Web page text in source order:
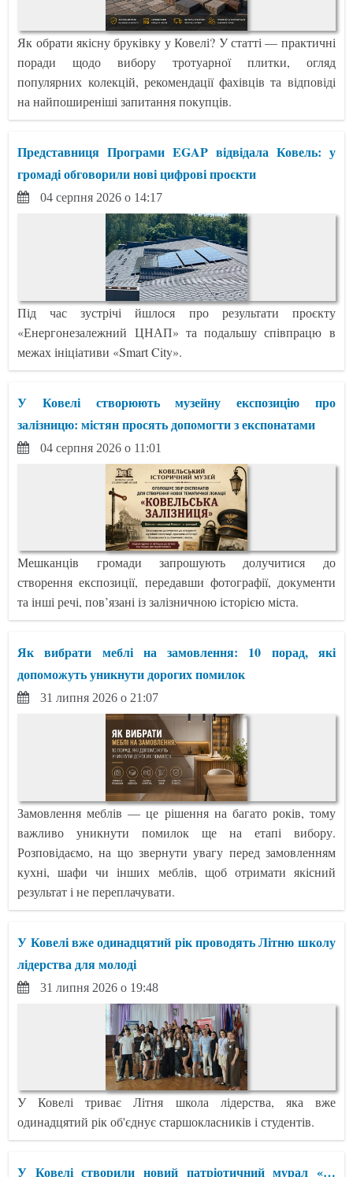
Як обрати якісну бруківку у Ковелі? У статті — практичні
поради щодо вибору тротуарної плитки, огляд
популярних колекцій, рекомендації фахівців та відповіді
на найпоширеніші запитання покупців.
Представниця Програми EGAP відвідала Ковель: у
громаді обговорили нові цифрові проєкти
04 серпня 2026 о 14:17
Під час зустрічі йшлося про результати проєкту
«Енергонезалежний ЦНАП» та подальшу співпрацю в
межах ініціативи «Smart City».
У Ковелі створюють музейну експозицію про
залізницю: містян просять допомогти з експонатами
04 серпня 2026 о 11:01
Мешканців громади запрошують долучитися до
створення експозиції, передавши фотографії, документи
та інші речі, пов’язані із залізничною історією міста.
Як вибрати меблі на замовлення: 10 порад, які
допоможуть уникнути дорогих помилок
31 липня 2026 о 21:07
Замовлення меблів — це рішення на багато років, тому
важливо уникнути помилок ще на етапі вибору.
Розповідаємо, на що звернути увагу перед замовленням
кухні, шафи чи інших меблів, щоб отримати якісний
результат і не переплачувати.
У Ковелі вже одинадцятий рік проводять Літню школу
лідерства для молоді
31 липня 2026 о 19:48
У Ковелі триває Літня школа лідерства, яка вже
одинадцятий рік об'єднує старшокласників і студентів.
У Ковелі створили новий патріотичний мурал «…